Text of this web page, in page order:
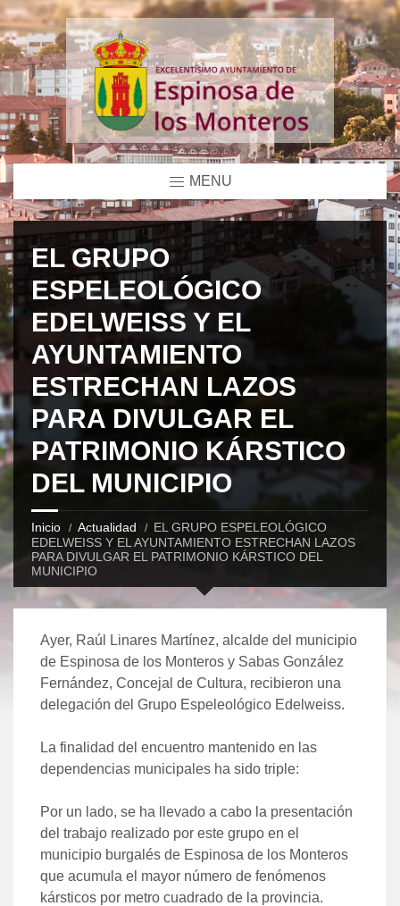
MENU
EL GRUPO
ESPELEOLÓGICO
EDELWEISS Y EL
AYUNTAMIENTO
ESTRECHAN LAZOS
PARA DIVULGAR EL
PATRIMONIO KÁRSTICO
DEL MUNICIPIO
Inicio Actualidad
EL GRUPO ESPELEOLÓGICO
EDELWEISS Y EL AYUNTAMIENTO ESTRECHAN LAZOS
PARA DIVULGAR EL PATRIMONIO KÁRSTICO DEL
MUNICIPIO
Ayer, Raúl Linares Martínez, alcalde del municipio
de Espinosa de los Monteros y Sabas González
Fernández, Concejal de Cultura, recibieron una
delegación del Grupo Espeleológico Edelweiss.
La finalidad del encuentro mantenido en las
dependencias municipales ha sido triple:
Por un lado, se ha llevado a cabo la presentación
del trabajo realizado por este grupo en el
municipio burgalés de Espinosa de los Monteros
que acumula el mayor número de fenómenos
kársticos por metro cuadrado de la provincia.